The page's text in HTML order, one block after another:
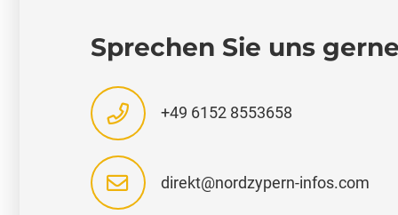
Sprechen Sie uns
+49 6152 8553658
direkt@nordzypern-infos.com